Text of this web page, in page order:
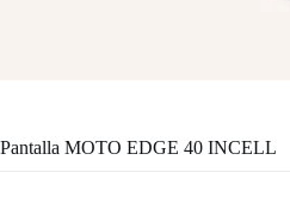
Pantalla MOTO EDGE 40 INCELL